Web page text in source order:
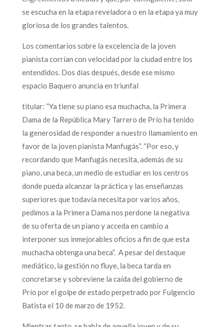
se escucha en la etapa reveladora o en la etapa ya muy
gloriosa de los grandes talentos.
Los comentarios sobre la excelencia de la joven
pianista corrían con velocidad por la ciudad entre los
entendidos. Dos días después, desde ese mismo
espacio Baquero anuncia en triunfal
titular: “Ya tiene su piano esa muchacha, la Primera
Dama de la República Mary Tarrero de Prío ha tenido
la generosidad de responder a nuestro llamamiento en
favor de la joven pianista Manfugás”. “Por eso, y
recordando que Manfugás necesita, además de su
piano, una beca, un medio de estudiar en los centros
donde pueda alcanzar la práctica y las enseñanzas
superiores que todavía necesita por varios años,
pedimos a la Primera Dama nos perdone la negativa
de su oferta de un piano y acceda en cambio a
interponer sus inmejorables oficios a fin de que esta
muchacha obtenga una beca”. A pesar del destaque
mediático, la gestión no fluye, la beca tarda en
concretarse y sobreviene la caída del gobierno de
Prío por el golpe de estado perpetrado por Fulgencio
Batista el 10 de marzo de 1952.